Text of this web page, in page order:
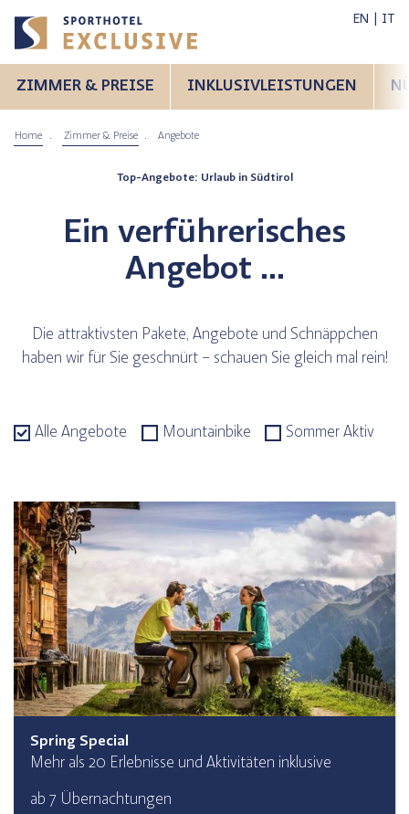
EN IT
ZIMMER & PREISE INKLUSIVLEISTUNGEN
Home Zimmer & Preise Angebote
Top-Angebote: Urlaub in Südtirol
Ein verführerisches
Angebot …
Die attraktivsten Pakete, Angebote und Schnäppchen
haben wir für Sie geschnürt – schauen Sie gleich mal rein!
Alle Angebote Mountainbike Sommer Aktiv
Spring Special
Mehr als 20 Erlebnisse und Aktivitäten inklusive
ab 7 Übernachtungen